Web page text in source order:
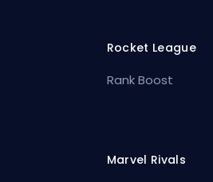
Rocket League
Rank Boost
Marvel Rivals